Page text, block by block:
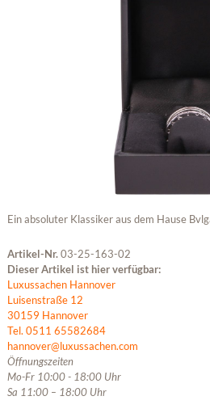
Ein absoluter Klassiker aus dem Hause
Artikel-Nr.03-25-163-02
Dieser Artikel ist hier verfügbar:
Luxussachen Hannover
Luisenstraße 12
30159 Hannover
Tel. 0511 65582684
hannover@luxussachen.com
Öffnungszeiten
Mo-Fr 10:00 - 18:00 Uhr
Sa 11:00 – 18:00 Uhr